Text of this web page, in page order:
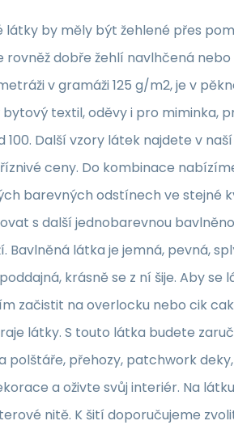
látky by měly být žehlené přes
rovněž dobře žehlí navlhčená
v gramáži 125 g/m2, je v
textil, oděvy i pro miminka,
100. Další vzory látek najdete v
ceny. Do kombinace
barevných odstínech ve stejné
s další jednobarevnou
Bavlněná látka je jemná, pevná,
krásně se z ní šije. Aby se
začistit na overlocku nebo cik
látky. S touto látka budete
polštáře, přehozy, patchwork
a oživte svůj interiér. Na
nitě. K šití doporučujeme